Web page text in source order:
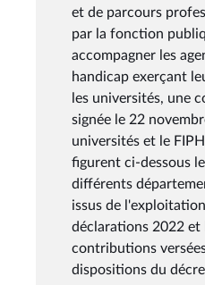
et de parcours
par la fonction
accompagner les
handicap exerçant
les universités, une
signée le 22
universités et le
figurent ci-dessous
différents
issus de
déclarations 2022 et
contributions
dispositions du